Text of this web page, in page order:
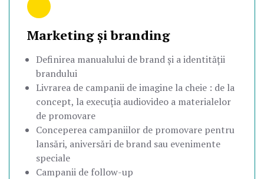
Marketing și branding
Definirea manualului de brand și a identității
brandului
Livrarea de campanii de imagine la cheie : de la
concept, la execuția audiovideo a materialelor
de promovare
Conceperea campaniilor de promovare pentru
lansări, aniversări de brand sau evenimente
speciale
Campanii de follow-up